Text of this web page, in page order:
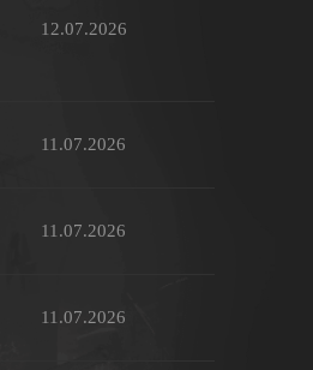
12.07.2026
11.07.2026
11.07.2026
11.07.2026